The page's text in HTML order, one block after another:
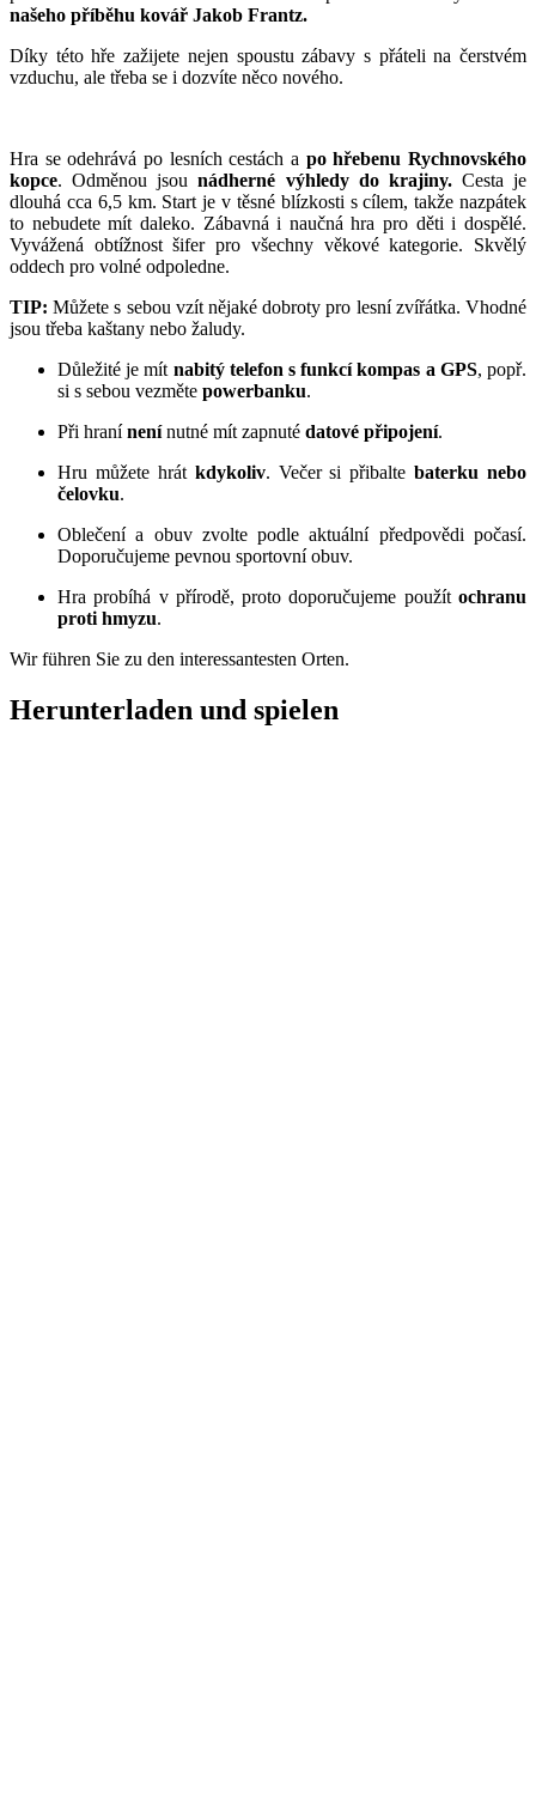
našeho příběhu kovář Jakob Frantz.
Díky této hře zažijete nejen spoustu zábavy s přáteli na čerstvém
vzduchu, ale třeba se i dozvíte něco nového.
Hra se odehrává po lesních cestách a po hřebenu Rychnovského
kopce. Odměnou jsounádherné výhledy do krajiny.Cesta je
dlouhá cca 6,5 km. Start je v těsné blízkosti s cílem, takže nazpátek
to nebudete mít daleko. Zábavná i naučná hra pro děti i dospělé.
Vyvážená obtížnost šifer pro všechny věkové kategorie. Skvělý
oddech pro volné odpoledne.
TIP: Můžete s sebou vzít nějaké dobroty pro lesní zvířátka. Vhodné
jsou třeba kaštany nebo žaludy.
Důležité je mít nabitý telefon s funkcí kompas a GPS, popř.
si s sebou vezměte powerbanku.
Při hranínenínutné mít zapnuté datové připojení.
Hru můžete hrát kdykoliv. Večer si přibaltebaterku nebo
čelovku.
Oblečení a obuv zvolte podle aktuální předpovědi počasí.
Doporučujeme pevnou sportovní obuv.
Hra probíhá v přírodě, proto doporučujeme použít ochranu
proti hmyzu.
Wir führen Sie zu den interessantesten Orten.
Herunterladen und spielen